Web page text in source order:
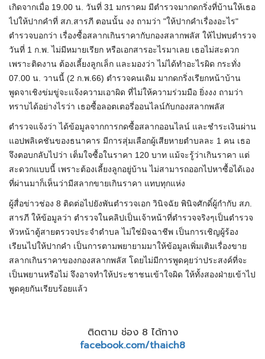
เกิดจากเมื่อ 19.00 น. วันที่ 31 มกราคม มีตำรวจมากดกริ่งที่บ้านให้เธอ
ไปให้ปากคำที่ สภ.สารภี ตอนนั้น งง ถามว่า "ให้ปากคำเรื่องอะไร"
ตำรวจบอกว่า เรื่องซื้อสลากเกินราคากับกองสลากพลัส ให้ไปพบตำรวจ
วันที่ 1 ก.พ. ไม่มีหมายเรียก หรือเอกสารอะไรมาเลย เธอไม่สะดวก
เพราะติดงาน ต้องเลี้ยงลูกเล็ก และมองว่า ไม่ได้ทำอะไรผิด กระทั่ง
07.00 น. วานนี้ (2 ก.พ.66) ตำรวจคนเดิม มากดกริ่งเรียกหน้าบ้าน
พูดจาเชิงข่มขู่จะแจ้งความเอาผิด ที่ไม่ให้ความร่วมมือ ยิ่งงง ถามว่า
ทราบได้อย่างไรว่า เธอซื้อลอตเตอรี่ออนไลน์กับกองสลากพลัส
ตำรวจแจ้งว่า ได้ข้อมูลจากการกดซื้อสลากออนไลน์ และชำระเงินผ่าน
แอปพลิเคชันของธนาคาร มีการสุ่มเลือกผู้เสียหายตำบลละ 1 คน เธอ
จึงตอบกลับไปว่า เต็มใจซื้อในราคา 120 บาท แม้จะรู้ว่าเกินราคา แต่
สะดวกแบบนี้ เพราะต้องเลี้ยงลูกอยู่บ้าน ไม่สามารถออกไปหาซื้อได้เอง
ที่ผ่านมาก็เห็นว่ามีสลากขายเกินราคา แทบทุกแห่ง
ผู้สื่อข่าวช่อง 8 ติดต่อไปยังพันตำรวจเอก วินิจฉัย พินิจศักดิ์ผู้กำกับ สภ.
สารภี ให้ข้อมูลว่า ตำรวจในคลิปเป็นเจ้าหน้าที่ตำรวจจริงๆเป็นตำรวจ
หัวหน้าตู้สายตรวจประจำตำบล ไม่ใช่มิจฉาชีพ เป็นการเชิญผู้ร้อง
เรียนไปให้ปากคำ เป็นการตามพยายามมาให้ข้อมูลเพิ่มเติมเรื่องขาย
สลากเกินราคาของกองสลากพลัส โดยไม่มีการพูดคุยว่าประสงค์ที่จะ
เป็นพยานหรือไม่ จึงอาจทำให้ประชาชนเข้าใจผิด ให้ทั้งสองฝ่ายเข้าไป
พูดคุยกันเรียบร้อยแล้ว
ติดตาม ช่อง 8 ได้ทาง
facebook.com/thaich8